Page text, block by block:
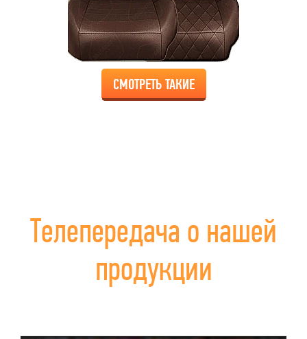
СМОТРЕТЬ ТАКИЕ
Телепередача о нашей
продукции